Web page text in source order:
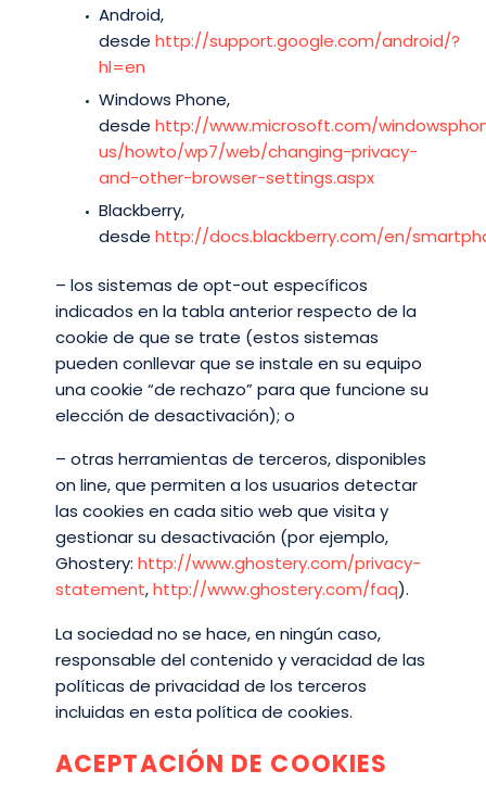
Android,
desde http://support.google.com/android/?
hl=en
Windows Phone,
desde http://www.microsoft.com/
us/howto/wp7/web/changing-privacy-
and-other-browser-settings.aspx
Blackberry,
desde http://docs.blackberry.com/en/
– los sistemas de opt-out específicos
indicados en la tabla anterior respecto de la
cookie de que se trate (estos sistemas
pueden conllevar que se instale en su equipo
una cookie “de rechazo” para que funcione su
elección de desactivación); o
– otras herramientas de terceros, disponibles
on line, que permiten a los usuarios detectar
las cookies en cada sitio web que visita y
gestionar su desactivación (por ejemplo,
Ghostery: http://www.ghostery.com/privacy-
statement,http://www.ghostery.com/faq).
La sociedad no se hace, en ningún caso,
responsable del contenido y veracidad de las
políticas de privacidad de los terceros
incluidas en esta política de cookies.
ACEPTACIÓN DE COOKIES